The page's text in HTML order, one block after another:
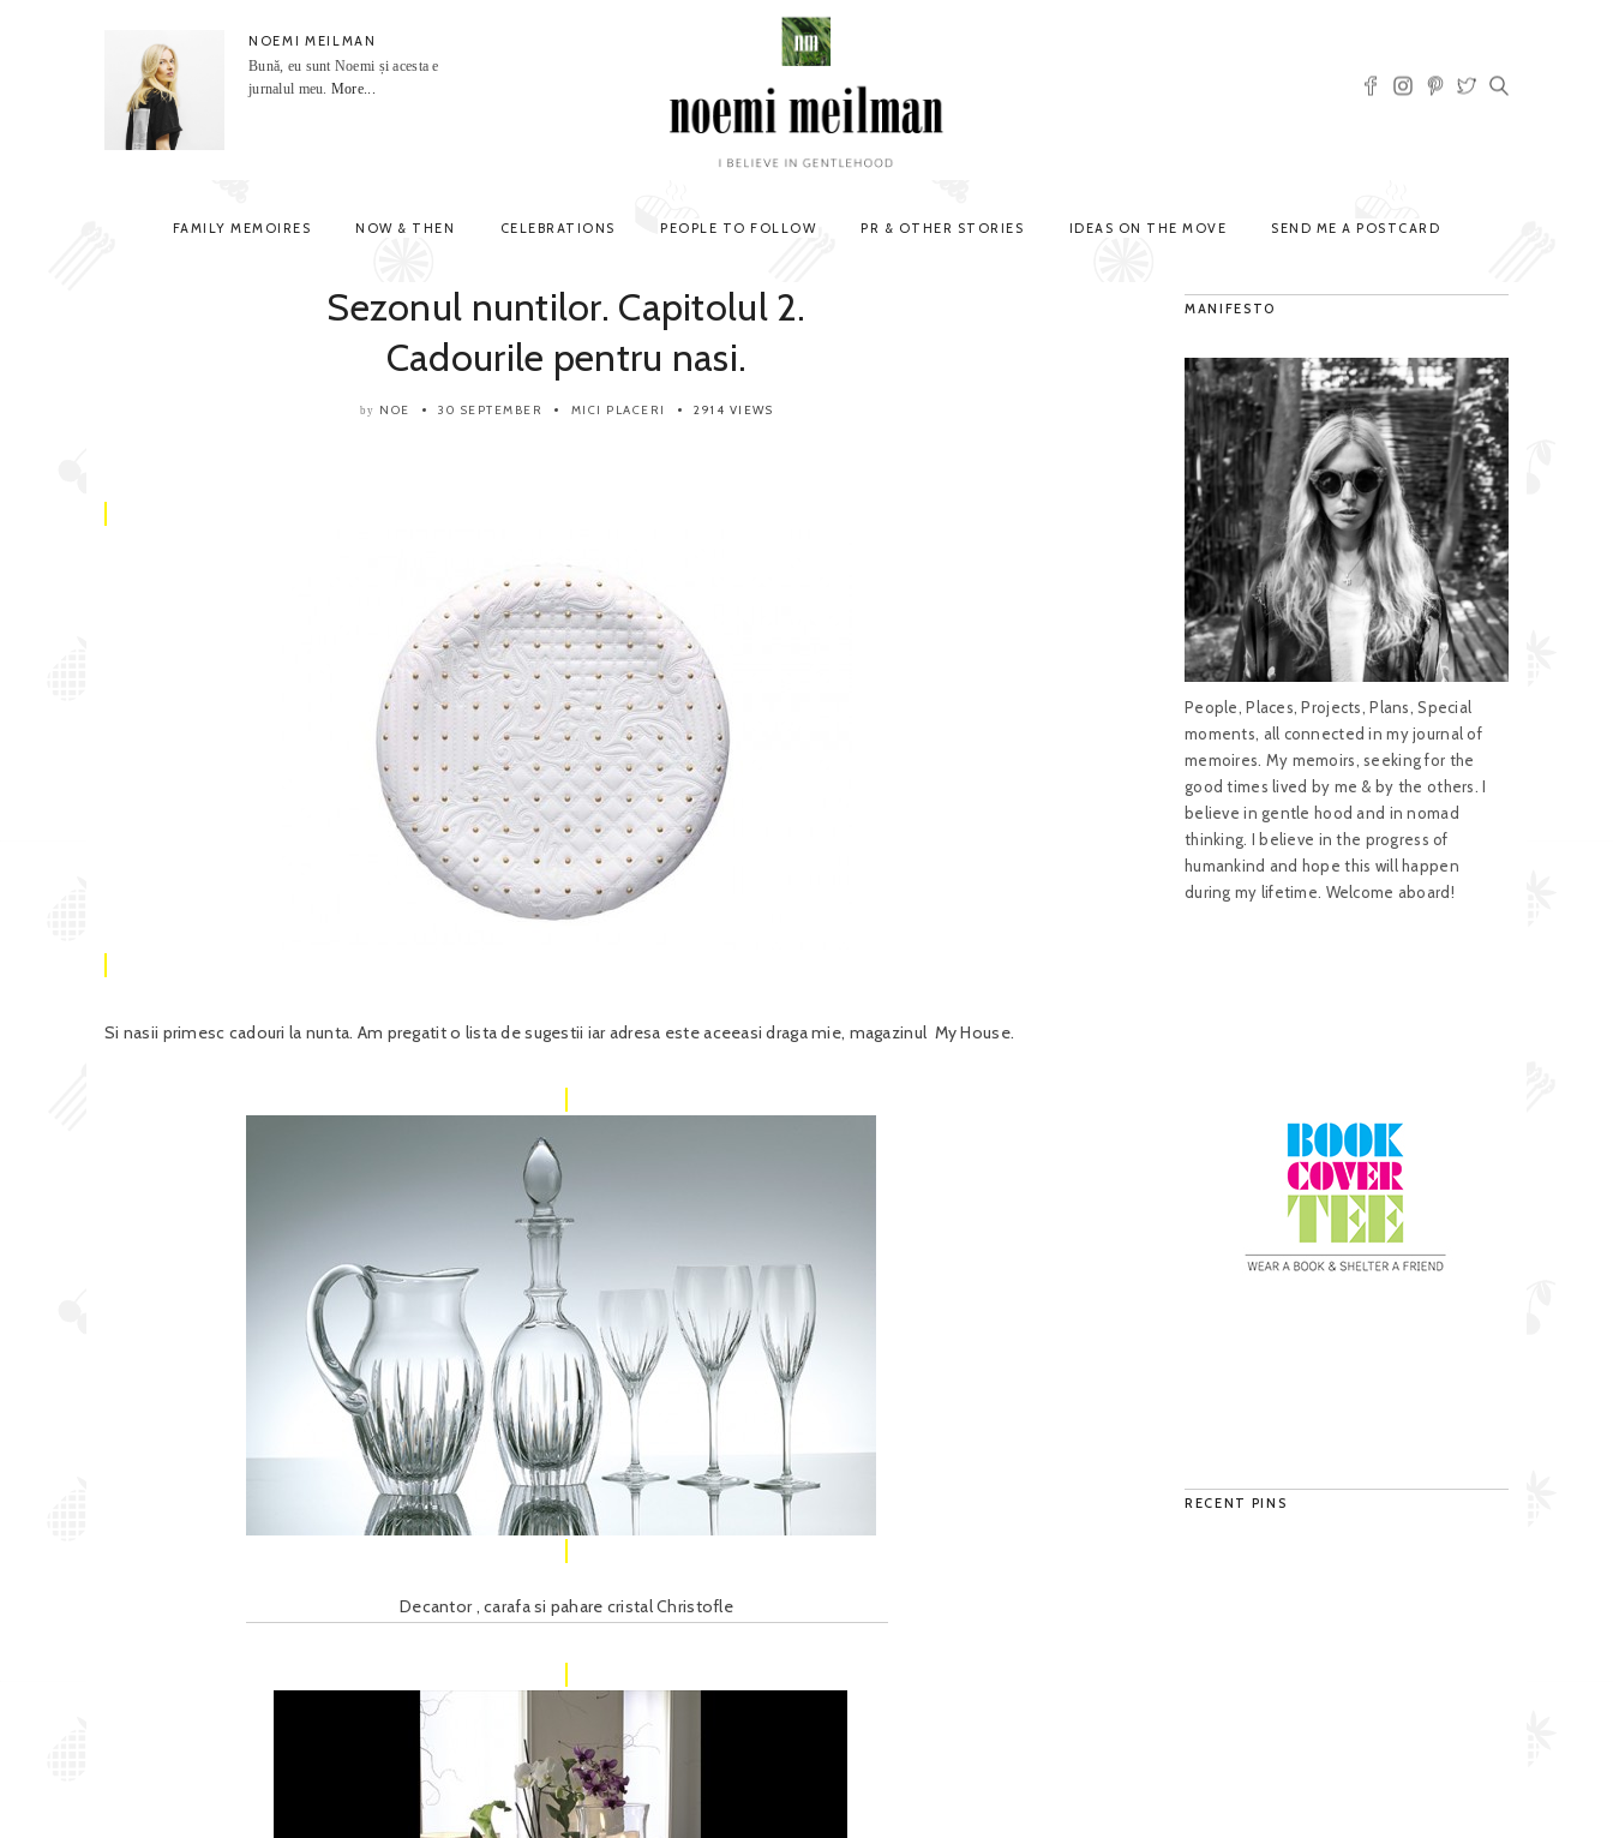
NOEMI MEILMAN
Bună, eu sunt Noemi și acesta e
jurnalul meu. More...
FAMILY MEMOIRES NOW & THEN CELEBRATIONS PEOPLE TO FOLLOW PR & OTHER STORIES IDEAS ON THE MOVE SEND ME A POSTCARD
Sezonul nuntilor. Capitolul 2.
Cadourile pentru nasi.
by NOE 30 SEPTEMBER MICI PLACERI 2914 VIEWS
Si nasii primesc cadouri la nunta. Am pregatit o lista de sugestii iar adresa este aceeasi draga mie, magazinul My House.
Decantor , carafa si pahare cristal Christofle
MANIFESTO
People, Places, Projects, Plans, Special
moments, all connected in my journal of
memoires. My memoirs, seeking for the
good times lived by me & by the others. I
believe in gentle hood and in nomad
thinking. I believe in the progress of
humankind and hope this will happen
during my lifetime. Welcome aboard!
RECENT PINS